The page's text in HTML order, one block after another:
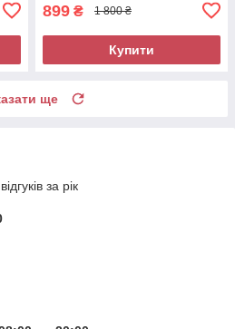
899 ₴ 1 800 ₴
Купити
ще
за рік